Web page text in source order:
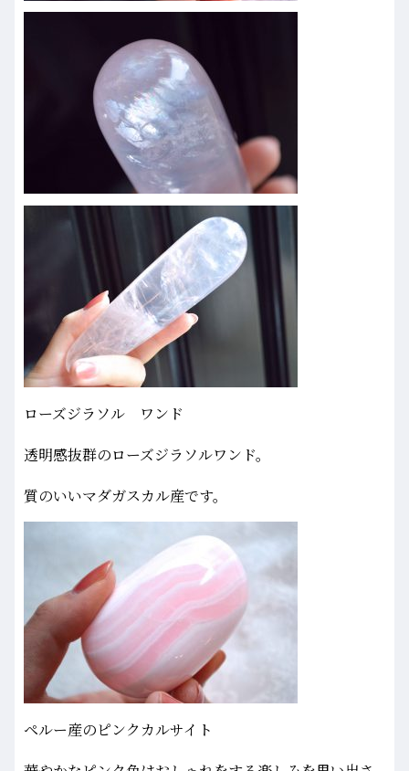
ローズジラソル ワンド
透明感抜群のローズジラソルワンド。
質のいいマダガスカル産です。
ペルー産のピンクカルサイト